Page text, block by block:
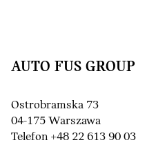
AUTO FUS GROUP
Ostrobramska 73
04-175 Warszawa
Telefon +48 22 613 90 03